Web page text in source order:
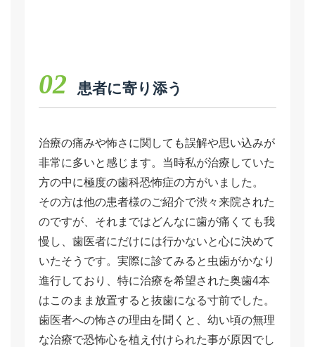
02 患者に寄り添う
治療の痛みや怖さに関しても誤解や思い込みが
非常に多いと感じます。当時私が治療していた
方の中に極度の歯科恐怖症の方がいました。
その方は他の患者様のご紹介で渋々来院された
のですが、それまではどんなに歯が痛くても我
慢し、歯医者にだけには行かないと心に決めて
いたそうです。実際に診てみると虫歯がかなり
進行しており、特に治療を希望された奥歯4本
はこのまま放置すると抜歯になる寸前でした。
歯医者への怖さの理由を聞くと、幼い頃の無理
な治療で恐怖心を植え付けられた事が原因でし